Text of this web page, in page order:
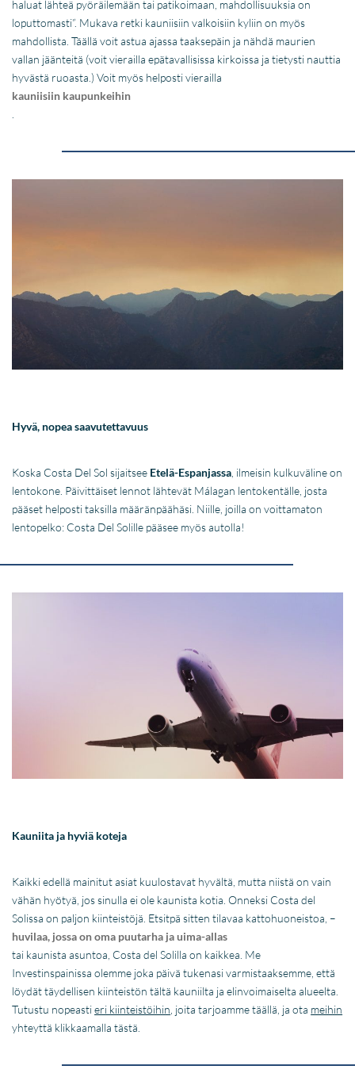
haluat lähteä pyöräilemään tai patikoimaan, mahdollisuuksia on
loputtomasti”. Mukava retki kauniisiin valkoisiin kyliin on myös
mahdollista. Täällä voit astua ajassa taaksepäin ja nähdä maurien
vallan jäänteitä (voit vierailla epätavallisissa kirkoissa ja tietysti nauttia
hyvästä ruoasta.) Voit myös helposti vierailla
kauniisiin kaupunkeihin
Hyvä, nopea saavutettavuus
Koska Costa Del Sol sijaitsee Etelä-Espanjassa , ilmeisin kulkuväline on
lentokone. Päivittäiset lennot lähtevät Málagan lentokentälle, josta
pääset helposti taksilla määränpäähäsi. Niille, joilla on voittamaton
lentopelko: Costa Del Solille pääsee myös autolla!
Kauniita ja hyviä koteja
Kaikki edellä mainitut asiat kuulostavat hyvältä, mutta niistä on vain
vähän hyötyä, jos sinulla ei ole kaunista kotia. Onneksi Costa del
Solissa on paljon kiinteistöjä. Etsitpä sitten tilavaa kattohuoneistoa, –
huvilaa, jossa on oma puutarha ja uima-allas
tai kaunista asuntoa, Costa del Solilla on kaikkea. Me
Investinspainissa olemme joka päivä tukenasi varmistaaksemme, että
löydät täydellisen kiinteistön tältä kauniilta ja elinvoimaiselta alueelta.
Tutustu nopeastieri kiinteistöihin , joita tarjoamme täällä, ja ota meihin
yhteyttä klikkaamalla tästä.